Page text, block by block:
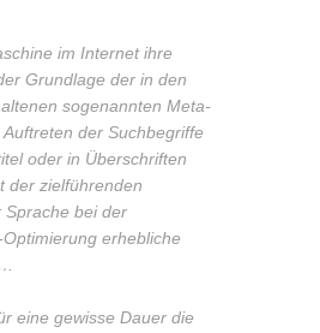
im Internet ihre
Grundlage der in den
sogenannten Meta-
der Suchbegriffe
oder in Überschriften
der zielführenden
Sprache bei der
erhebliche
eine gewisse Dauer die